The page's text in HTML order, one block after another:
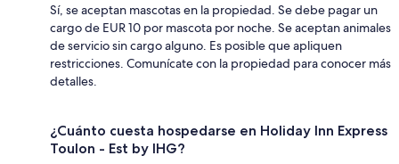
Sí, se aceptan mascotas en la propiedad. Se debe pagar un
cargo de EUR 10 por mascota por noche. Se aceptan animales
de servicio sin cargo alguno. Es posible que apliquen
restricciones. Comunícate con la propiedad para conocer más
detalles.
¿Cuánto cuesta hospedarse en Holiday Inn Express
Toulon - Est by IHG?